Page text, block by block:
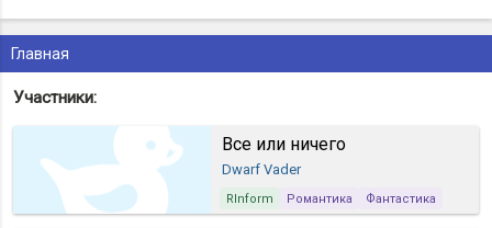
Главная
Участники:
Все или ничего
Dwarf Vader
RInform Романтика Фантастика